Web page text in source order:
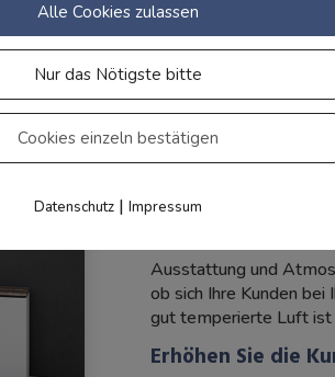
Klima
Gutes Klima in
Ausstattung und
ob sich Ihre Kunden bei
gut temperierte Luft ist
Erhöhen Sie die
Alle Cookies zulassen
Nur das Nötigste bitte
Cookies einzeln bestätigen
Datenschutz| Impressum